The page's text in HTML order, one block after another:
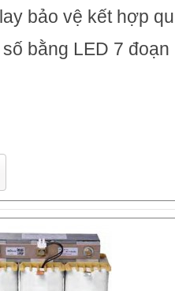
bảo vệ kết hợp
bằng LED 7 đoạn